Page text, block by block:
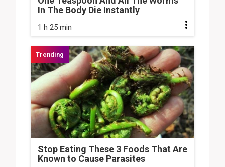
In The Body Die Instantly
1 h 25 min
Stop Eating These 3 Foods That Are
Known to Cause Parasites